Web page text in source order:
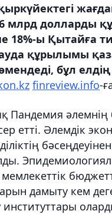
долларды
18%-ы Қытайға
құрылымы
бұл
finreview.info-
Пандемия әлемнің
етті. Әлемдік
дамыту кем
институттары